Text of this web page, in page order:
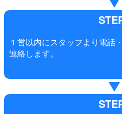
１営以内にスタッフより電話
連絡します。